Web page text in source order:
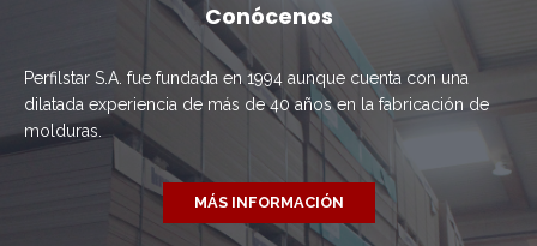
Conócenos
Perfilstar S.A. fue fundada en 1994 aunque cuenta con una
dilatada experiencia de más de 40 años en la fabricación de
molduras.
MÁS INFORMACIÓN